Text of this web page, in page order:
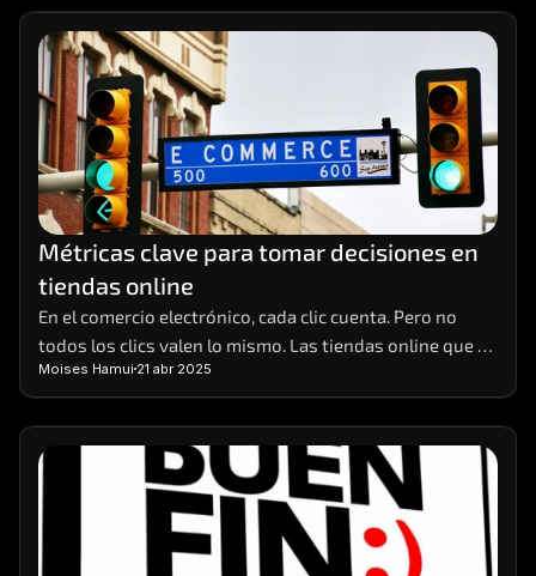
emprendimiento, suelen estar relacionadas con el
Network Marketing. ¿Pero qué es exactamente y cómo
funciona? ¿Es una estafa o una forma real de generar
ingresos?
Métricas clave para tomar decisiones en
tiendas online
En el comercio electrónico, cada clic cuenta. Pero no
todos los clics valen lo mismo. Las tiendas online que
realmente crecen son aquellas que aprenden a
interpretar los datos detrás de cada visita, compra o
carrito abandonado.
Moises Hamui 21 abr 2025